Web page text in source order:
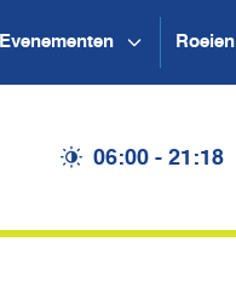
Evenementen Roeien
06:00 - 21:18